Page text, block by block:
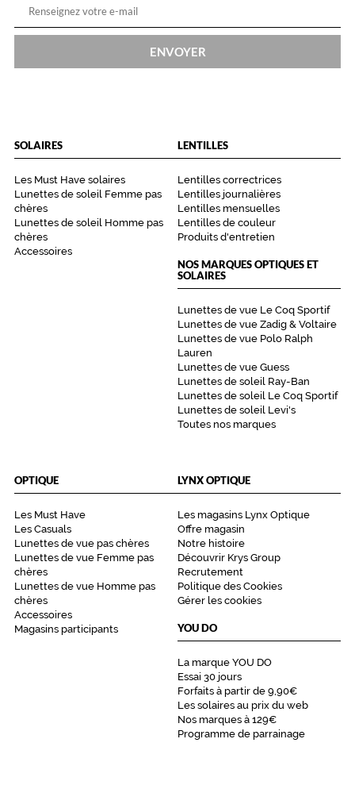
ENVOYER
SOLAIRES
Les Must Have solaires
Lunettes de soleil Femme pas
chères
Lunettes de soleil Homme pas
chères
Accessoires
LENTILLES
Lentilles correctrices
Lentilles journalières
Lentilles mensuelles
Lentilles de couleur
Produits d'entretien
NOS MARQUES OPTIQUES ET
SOLAIRES
Lunettes de vue Le Coq Sportif
Lunettes de vue Zadig & Voltaire
Lunettes de vue Polo Ralph
Lauren
Lunettes de vue Guess
Lunettes de soleil Ray-Ban
Lunettes de soleil Le Coq Sportif
Lunettes de soleil Levi's
Toutes nos marques
OPTIQUE
Les Must Have
Les Casuals
Lunettes de vue pas chères
Lunettes de vue Femme pas
chères
Lunettes de vue Homme pas
chères
Accessoires
Magasins participants
LYNX OPTIQUE
Les magasins Lynx Optique
Offre magasin
Notre histoire
Découvrir Krys Group
Recrutement
Politique des Cookies
Gérer les cookies
YOU DO
La marque YOU DO
Essai 30 jours
Forfaits à partir de 9,90€
Les solaires au prix du web
Nos marques à 129€
Programme de parrainage